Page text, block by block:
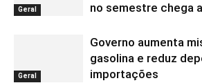
Geral
no semestre chega
Geral
Governo aumenta
gasolina e reduz
importações